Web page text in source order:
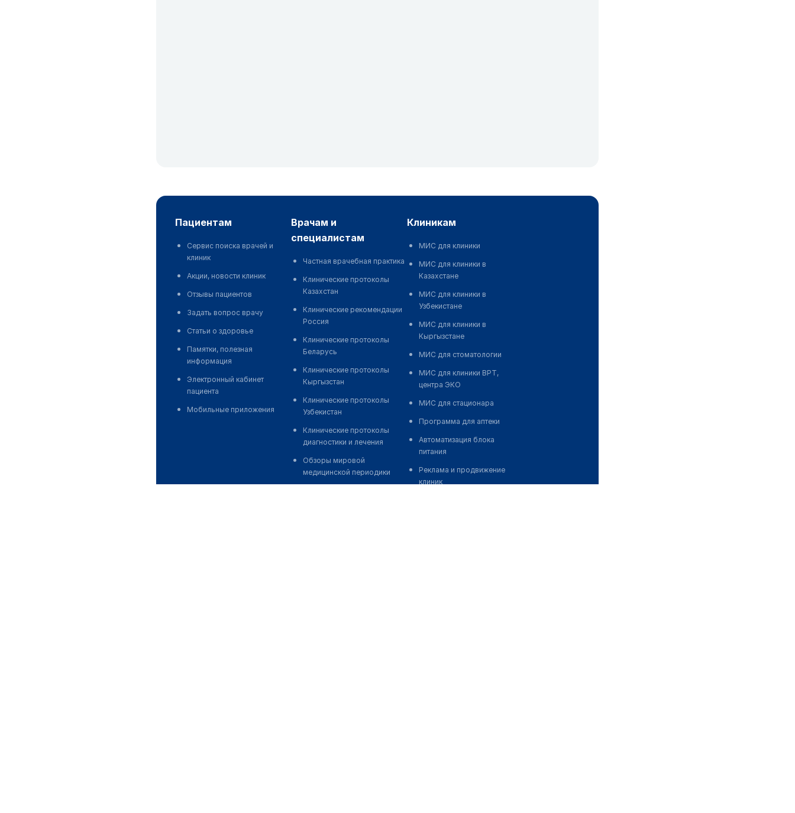
пациентам
Сервис поиска врачей и
клиник
Акции, новости клиник
Отзывы пациентов
Задать вопрос врачу
Статьи о здоровье
Памятки, полезная
информация
Электронный кабинет
пациента
Мобильные приложения
врачам и
специалистам
Частная врачебная практика
Клинические протоколы
Казахстан
Клинические рекомендации
Россия
Клинические протоколы
Беларусь
Клинические протоколы
Кыргызстан
Клинические протоколы
Узбекистан
Клинические протоколы
диагностики и лечения
Обзоры мировой
медицинской периодики
клиникам
МИС для клиники
МИС для клиники в
Казахстане
МИС для клиники в
Узбекистане
МИС для клиники в
Кыргызстане
МИС для стоматологии
МИС для клиники ВРТ,
центра ЭКО
МИС для стационара
Программа для аптеки
Автоматизация блока
питания
Реклама и продвижение
клиник